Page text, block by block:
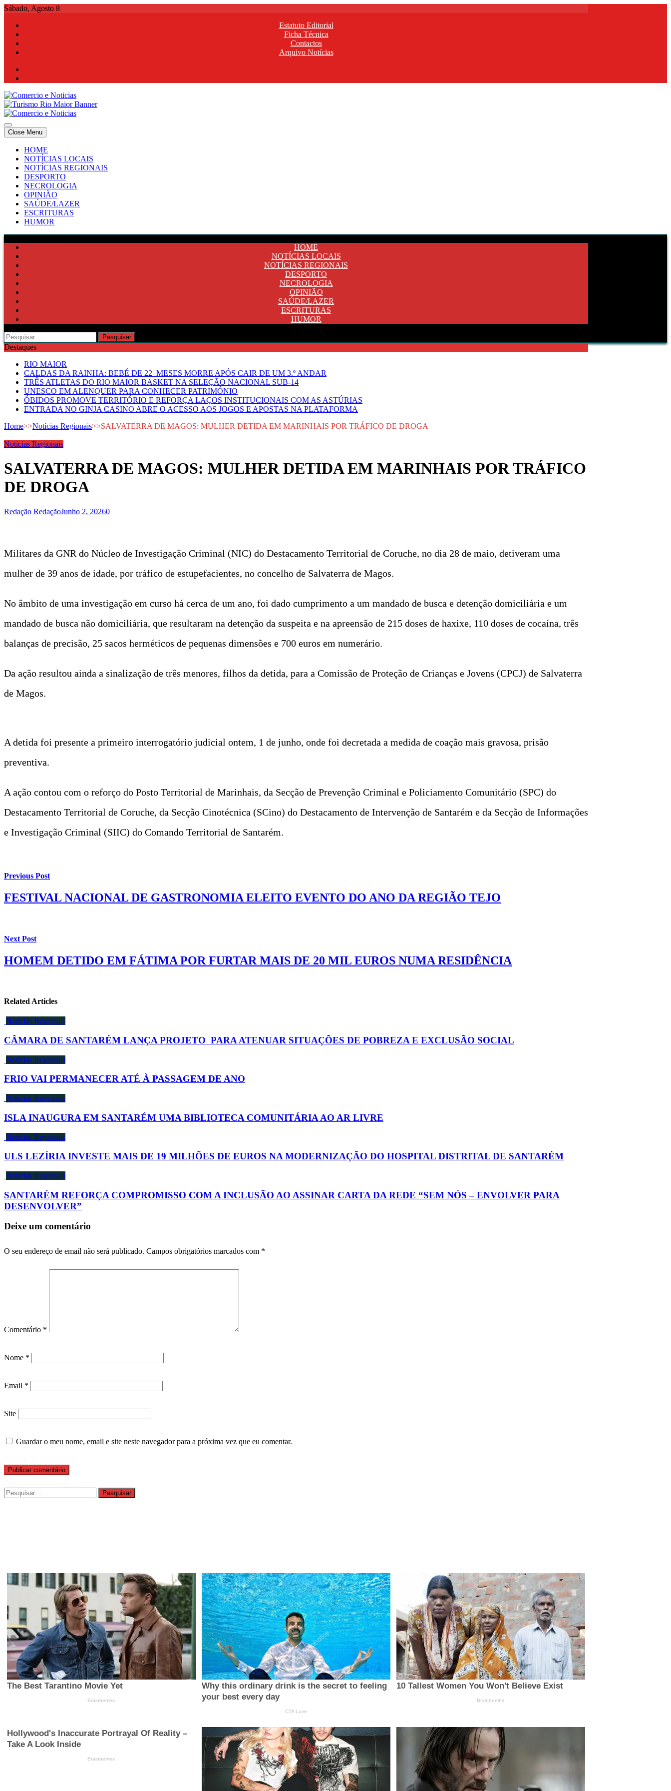
Skip
content
Sábado, Agosto 8
Estatuto Editorial
Ficha Técnica
Contactos
Arquivo Notícias
Comercio e Noticias
Notícias e Publicidade Online
Comercio e Noticias
Notícias e Publicidade Online
Close Menu
HOME
NOTÍCIAS LOCAIS
NOTÍCIAS REGIONAIS
DESPORTO
NECROLOGIA
OPINIÃO
SAÚDE/LAZER
ESCRITURAS
HUMOR
HOME
NOTÍCIAS LOCAIS
NOTÍCIAS REGIONAIS
DESPORTO
NECROLOGIA
OPINIÃO
SAÚDE/LAZER
ESCRITURAS
HUMOR
Pesquisar
por:
Destaques
RIO MAIOR
CALDAS DA RAINHA: BEBÉ DE 22 MESES MORRE APÓS CAIR DE UM 3.º ANDAR
TRÊS ATLETAS DO RIO MAIOR BASKET NA SELEÇÃO NACIONAL SUB-14
UNESCO EM ALENQUER PARA CONHECER PATRIMÓNIO
ÓBIDOS PROMOVE TERRITÓRIO E REFORÇA LAÇOS INSTITUCIONAIS COM AS ASTÚRIAS
ENTRADA NO GINJA CASINO ABRE O ACESSO AOS JOGOS E APOSTAS NA PLATAFORMA
Home>>Notícias Regionais>>SALVATERRA DE MAGOS: MULHER DETIDA EM MARINHAIS POR TRÁFICO DE DROGA
Notícias Regionais
SALVATERRA DE MAGOS: MULHER DETIDA EM MARINHAIS POR TRÁFICO
DE DROGA
Redação RedaçãoJunho 2, 20260
Militares da GNR do Núcleo de Investigação Criminal (NIC) do Destacamento Territorial de Coruche, no dia 28 de maio, detiveram uma
mulher de 39 anos de idade, por tráfico de estupefacientes, no concelho de Salvaterra de Magos.
No âmbito de uma investigação em curso há cerca de um ano, foi dado cumprimento a um mandado de busca e detenção domiciliária e um
mandado de busca não domiciliária, que resultaram na detenção da suspeita e na apreensão de 215 doses de haxixe, 110 doses de cocaína, três
balanças de precisão, 25 sacos herméticos de pequenas dimensões e 700 euros em numerário.
Da ação resultou ainda a sinalização de três menores, filhos da detida, para a Comissão de Proteção de Crianças e Jovens (CPCJ) de Salvaterra
de Magos.
A detida foi presente a primeiro interrogatório judicial ontem, 1 de junho, onde foi decretada a medida de coação mais gravosa, prisão
preventiva.
A ação contou com o reforço do Posto Territorial de Marinhais, da Secção de Prevenção Criminal e Policiamento Comunitário (SPC) do
Destacamento Territorial de Coruche, da Secção Cinotécnica (SCino) do Destacamento de Intervenção de Santarém e da Secção de Informações
e Investigação Criminal (SIIC) do Comando Territorial de Santarém.
Previous Post
FESTIVAL NACIONAL DE GASTRONOMIA ELEITO EVENTO DO ANO DA REGIÃO TEJO
Next Post
HOMEM DETIDO EM FÁTIMA POR FURTAR MAIS DE 20 MIL EUROS NUMA RESIDÊNCIA
Related Articles
Notícias Regionais
CÂMARA DE SANTARÉM LANÇA PROJETO PARA ATENUAR SITUAÇÕES DE POBREZA E EXCLUSÃO SOCIAL
Notícias Regionais
FRIO VAI PERMANECER ATÉ À PASSAGEM DE ANO
Notícias Regionais
ISLA INAUGURA EM SANTARÉM UMA BIBLIOTECA COMUNITÁRIA AO AR LIVRE
Notícias Regionais
ULS LEZÍRIA INVESTE MAIS DE 19 MILHÕES DE EUROS NA MODERNIZAÇÃO DO HOSPITAL DISTRITAL DE SANTARÉM
Notícias Regionais
SANTARÉM REFORÇA COMPROMISSO COM A INCLUSÃO AO ASSINAR CARTA DA REDE “SEM NÓS – ENVOLVER PARA
DESENVOLVER”
Deixe um comentário
O seu endereço de email não será publicado. Campos obrigatórios marcados com *
Comentário *
Nome *
Email *
Site
Guardar o meu nome, email e site neste navegador para a próxima vez que eu comentar.
Pesquisar
por: